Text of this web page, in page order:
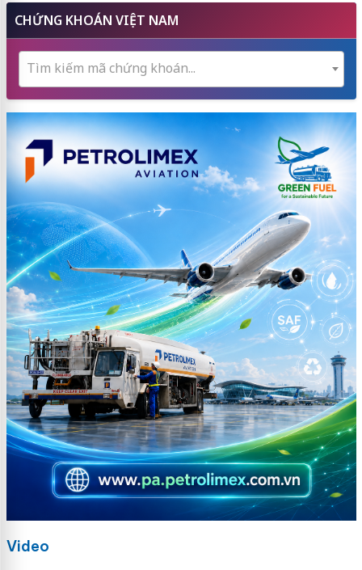
CHỨNG KHOÁN VIỆT NAM
Tìm kiếm mã chứng khoán...
Video